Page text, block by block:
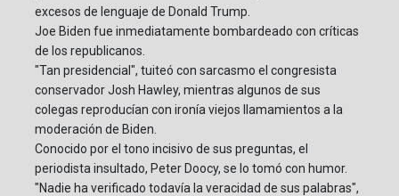
excesos de lenguaje de Donald Trump.
Joe Biden fue inmediatamente bombardeado con críticas
de los republicanos.
"Tan presidencial", tuiteó con sarcasmo el congresista
conservador Josh Hawley, mientras algunos de sus
colegas reproducían con ironía viejos llamamientos a la
moderación de Biden.
Conocido por el tono incisivo de sus preguntas, el
periodista insultado, Peter Doocy, se lo tomó con humor.
"Nadie ha verificado todavía la veracidad de sus palabras",